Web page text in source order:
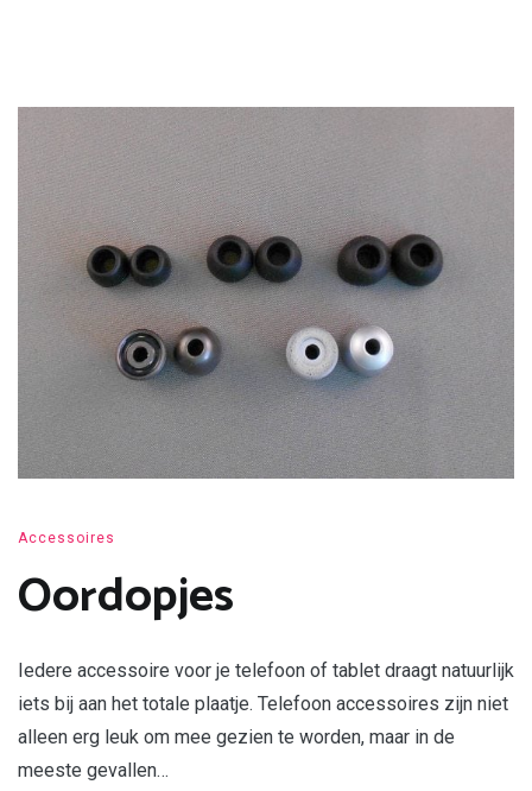
Accessoires
Oordopjes
Iedere accessoire voor je telefoon of tablet draagt natuurlijk
iets bij aan het totale plaatje. Telefoon accessoires zijn niet
alleen erg leuk om mee gezien te worden, maar in de
meeste gevallen…